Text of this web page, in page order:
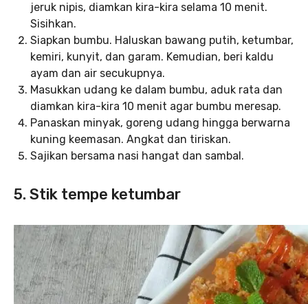
jeruk nipis, diamkan kira-kira selama 10 menit.
Sisihkan.
Siapkan bumbu. Haluskan bawang putih, ketumbar,
kemiri, kunyit, dan garam. Kemudian, beri kaldu
ayam dan air secukupnya.
Masukkan udang ke dalam bumbu, aduk rata dan
diamkan kira-kira 10 menit agar bumbu meresap.
Panaskan minyak, goreng udang hingga berwarna
kuning keemasan. Angkat dan tiriskan.
Sajikan bersama nasi hangat dan sambal.
5. Stik tempe ketumbar